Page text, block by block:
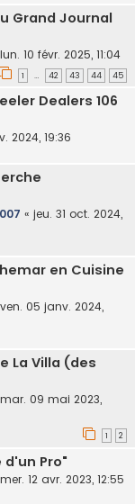
Grand Journal
lun. 10 févr. 2025, 11:04
1 … 42 43 44 45
Dealers 106
2024, 19:36
« jeu. 31 oct. 2024,
en Cuisine
ven. 05 janv. 2024,
La Villa (des
mar. 09 mai 2023,
1 2
Pro"
mer. 12 avr. 2023, 12:55